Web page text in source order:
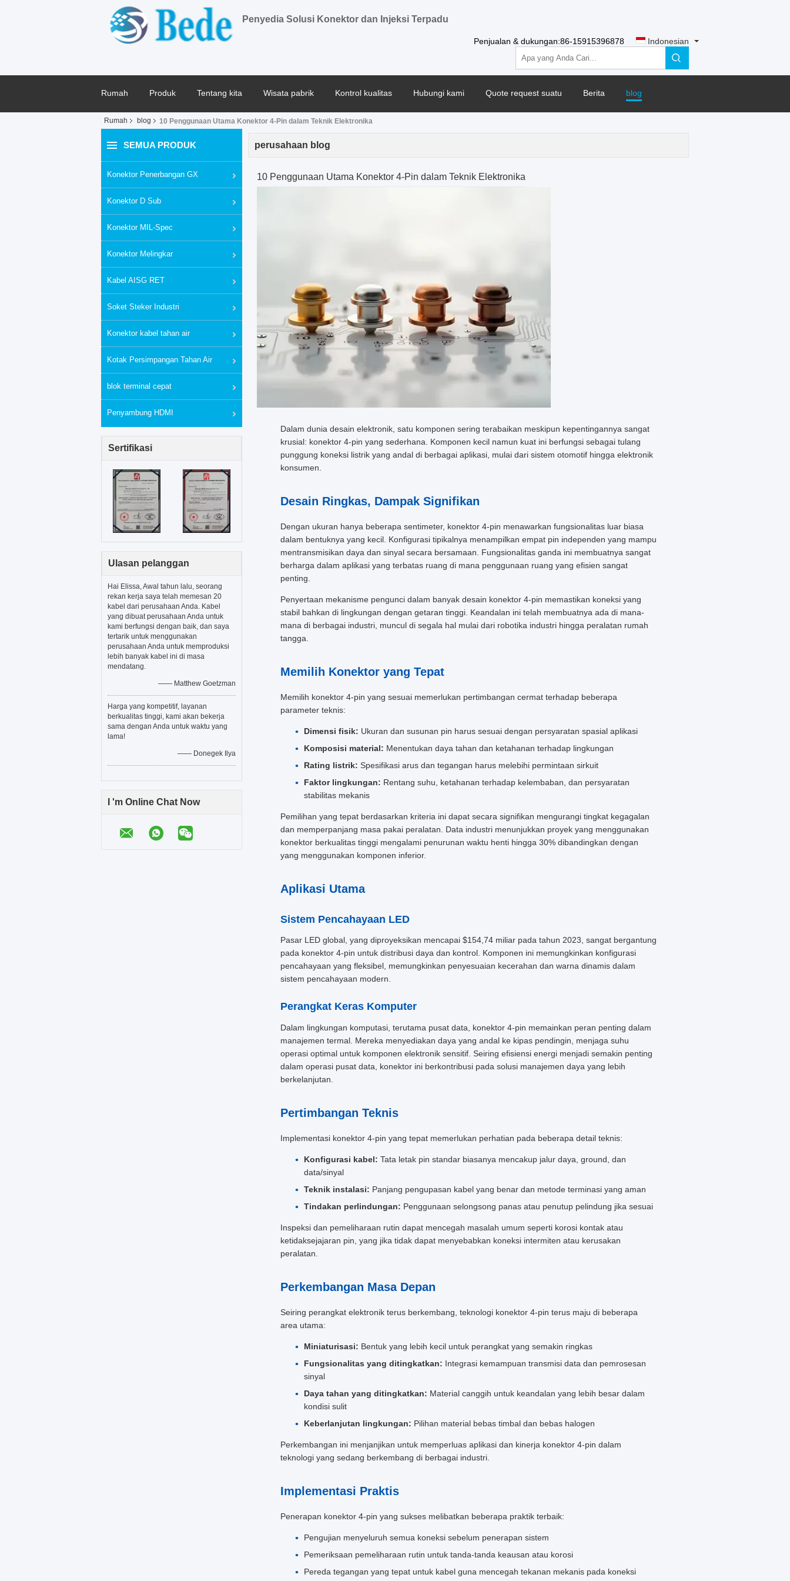
Penyedia Solusi Konektor dan Injeksi Terpadu
Penjualan & dukungan:86-15915396878 Indonesian
Rumah Produk Tentang kita Wisata pabrik Kontrol kualitas Hubungi kami Quote request suatu Berita blog
Rumah blog 10 Penggunaan Utama Konektor 4-Pin dalam Teknik Elektronika
SEMUA PRODUK
Konektor Penerbangan GX
Konektor D Sub
Konektor MIL-Spec
Konektor Melingkar
Kabel AISG RET
Soket Steker Industri
Konektor kabel tahan air
Kotak Persimpangan Tahan Air
blok terminal cepat
Penyambung HDMI
Sertifikasi
Ulasan pelanggan
Hai Elissa, Awal tahun lalu, seorang
rekan kerja saya telah memesan 20
kabel dari perusahaan Anda. Kabel
yang dibuat perusahaan Anda untuk
kami berfungsi dengan baik, dan saya
tertarik untuk menggunakan
perusahaan Anda untuk memproduksi
lebih banyak kabel ini di masa
mendatang.
—— Matthew Goetzman
Harga yang kompetitif, layanan
berkualitas tinggi, kami akan bekerja
sama dengan Anda untuk waktu yang
lama!
—— Donegek Ilya
I 'm Online Chat Now
perusahaan blog
10 Penggunaan Utama Konektor 4-Pin dalam Teknik Elektronika
Dalam dunia desain elektronik, satu komponen sering terabaikan meskipun kepentingannya sangat
krusial: konektor 4-pin yang sederhana. Komponen kecil namun kuat ini berfungsi sebagai tulang
punggung koneksi listrik yang andal di berbagai aplikasi, mulai dari sistem otomotif hingga elektronik
konsumen.
Desain Ringkas, Dampak Signifikan
Dengan ukuran hanya beberapa sentimeter, konektor 4-pin menawarkan fungsionalitas luar biasa
dalam bentuknya yang kecil. Konfigurasi tipikalnya menampilkan empat pin independen yang mampu
mentransmisikan daya dan sinyal secara bersamaan. Fungsionalitas ganda ini membuatnya sangat
berharga dalam aplikasi yang terbatas ruang di mana penggunaan ruang yang efisien sangat
penting.
Penyertaan mekanisme pengunci dalam banyak desain konektor 4-pin memastikan koneksi yang
stabil bahkan di lingkungan dengan getaran tinggi. Keandalan ini telah membuatnya ada di mana-
mana di berbagai industri, muncul di segala hal mulai dari robotika industri hingga peralatan rumah
tangga.
Memilih Konektor yang Tepat
Memilih konektor 4-pin yang sesuai memerlukan pertimbangan cermat terhadap beberapa
parameter teknis:
Dimensi fisik: Ukuran dan susunan pin harus sesuai dengan persyaratan spasial aplikasi
Komposisi material: Menentukan daya tahan dan ketahanan terhadap lingkungan
Rating listrik: Spesifikasi arus dan tegangan harus melebihi permintaan sirkuit
Faktor lingkungan: Rentang suhu, ketahanan terhadap kelembaban, dan persyaratan
stabilitas mekanis
Pemilihan yang tepat berdasarkan kriteria ini dapat secara signifikan mengurangi tingkat kegagalan
dan memperpanjang masa pakai peralatan. Data industri menunjukkan proyek yang menggunakan
konektor berkualitas tinggi mengalami penurunan waktu henti hingga 30% dibandingkan dengan
yang menggunakan komponen inferior.
Aplikasi Utama
Sistem Pencahayaan LED
Pasar LED global, yang diproyeksikan mencapai $154,74 miliar pada tahun 2023, sangat bergantung
pada konektor 4-pin untuk distribusi daya dan kontrol. Komponen ini memungkinkan konfigurasi
pencahayaan yang fleksibel, memungkinkan penyesuaian kecerahan dan warna dinamis dalam
sistem pencahayaan modern.
Perangkat Keras Komputer
Dalam lingkungan komputasi, terutama pusat data, konektor 4-pin memainkan peran penting dalam
manajemen termal. Mereka menyediakan daya yang andal ke kipas pendingin, menjaga suhu
operasi optimal untuk komponen elektronik sensitif. Seiring efisiensi energi menjadi semakin penting
dalam operasi pusat data, konektor ini berkontribusi pada solusi manajemen daya yang lebih
berkelanjutan.
Pertimbangan Teknis
Implementasi konektor 4-pin yang tepat memerlukan perhatian pada beberapa detail teknis:
Konfigurasi kabel: Tata letak pin standar biasanya mencakup jalur daya, ground, dan
data/sinyal
Teknik instalasi: Panjang pengupasan kabel yang benar dan metode terminasi yang aman
Tindakan perlindungan: Penggunaan selongsong panas atau penutup pelindung jika sesuai
Inspeksi dan pemeliharaan rutin dapat mencegah masalah umum seperti korosi kontak atau
ketidaksejajaran pin, yang jika tidak dapat menyebabkan koneksi intermiten atau kerusakan
peralatan.
Perkembangan Masa Depan
Seiring perangkat elektronik terus berkembang, teknologi konektor 4-pin terus maju di beberapa
area utama:
Miniaturisasi: Bentuk yang lebih kecil untuk perangkat yang semakin ringkas
Fungsionalitas yang ditingkatkan: Integrasi kemampuan transmisi data dan pemrosesan
sinyal
Daya tahan yang ditingkatkan: Material canggih untuk keandalan yang lebih besar dalam
kondisi sulit
Keberlanjutan lingkungan: Pilihan material bebas timbal dan bebas halogen
Perkembangan ini menjanjikan untuk memperluas aplikasi dan kinerja konektor 4-pin dalam
teknologi yang sedang berkembang di berbagai industri.
Implementasi Praktis
Penerapan konektor 4-pin yang sukses melibatkan beberapa praktik terbaik:
Pengujian menyeluruh semua koneksi sebelum penerapan sistem
Pemeriksaan pemeliharaan rutin untuk tanda-tanda keausan atau korosi
Pereda tegangan yang tepat untuk kabel guna mencegah tekanan mekanis pada koneksi